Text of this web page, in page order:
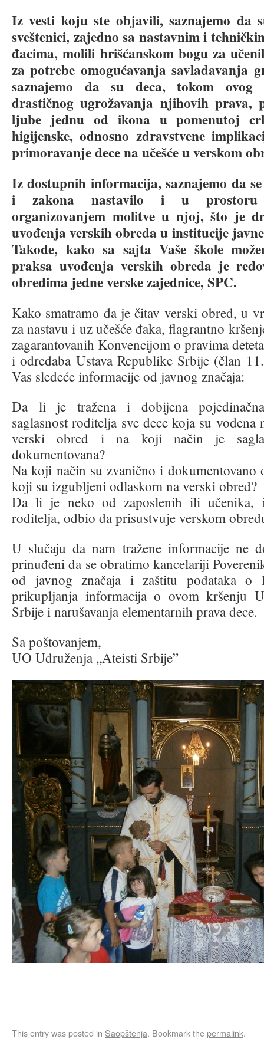
Iz vesti koju ste objavili, saznajemo da
sveštenici, zajedno sa nastavnim i
đacima, molili hrišćanskom bogu za
za potrebe omogućavanja savladavanja
saznajemo da su deca, tokom ovog
drastičnog ugrožavanja njihovih prava,
ljube jednu od ikona u pomenutoj
higijenske, odnosno zdravstvene
primoravanje dece na učešće u verskom
Iz dostupnih informacija, saznajemo da
i zakona nastavilo i u prostoru
organizovanjem molitve u njoj, što je
uvođenja verskih obreda u institucije
Takođe, kako sa sajta Vaše škole
praksa uvođenja verskih obreda je
obredima jedne verske zajednice, SPC.
Kako smatramo da je čitav verski obred, u
za nastavu i uz učešće đaka, flagrantno
zagarantovanih Konvencijom o pravima
i odredaba Ustava Republike Srbije (član
Vas sledeće informacije od javnog značaja:
Da li je tražena i dobijena
saglasnost roditelja sve dece koja su vođena
verski obred i na koji način je
dokumentovana?
Na koji način su zvanično i dokumentovano
koji su izgubljeni odlaskom na verski obred?
Da li je neko od zaposlenih ili učenika,
roditelja, odbio da prisustvuje verskom
U slučaju da nam tražene informacije ne
prinuđeni da se obratimo kancelariji
od javnog značaja i zaštitu podataka
prikupljanja informacija o ovom kršenju
Srbije i narušavanja elementarnih prava dece.
Sa poštovanjem,
UO Udruženja „Ateisti Srbije”
This entry was posted in Saopštenja. Bookmark thepermalink.